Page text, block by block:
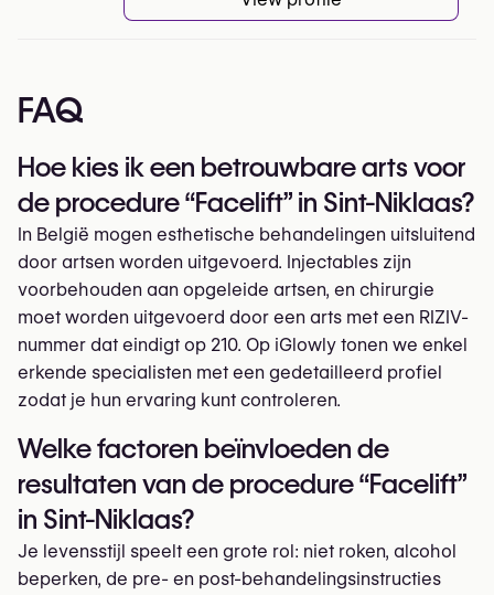
FAQ
Hoe kies ik een betrouwbare arts voor
de procedure “Facelift” in Sint-Niklaas?
In België mogen esthetische behandelingen uitsluitend
door artsen worden uitgevoerd. Injectables zijn
voorbehouden aan opgeleide artsen, en chirurgie
moet worden uitgevoerd door een arts met een RIZIV-
nummer dat eindigt op 210. Op iGlowly tonen we enkel
erkende specialisten met een gedetailleerd profiel
zodat je hun ervaring kunt controleren.
Welke factoren beïnvloeden de
resultaten van de procedure “Facelift”
in Sint-Niklaas?
Je levensstijl speelt een grote rol: niet roken, alcohol
beperken, de pre- en post-behandelingsinstructies